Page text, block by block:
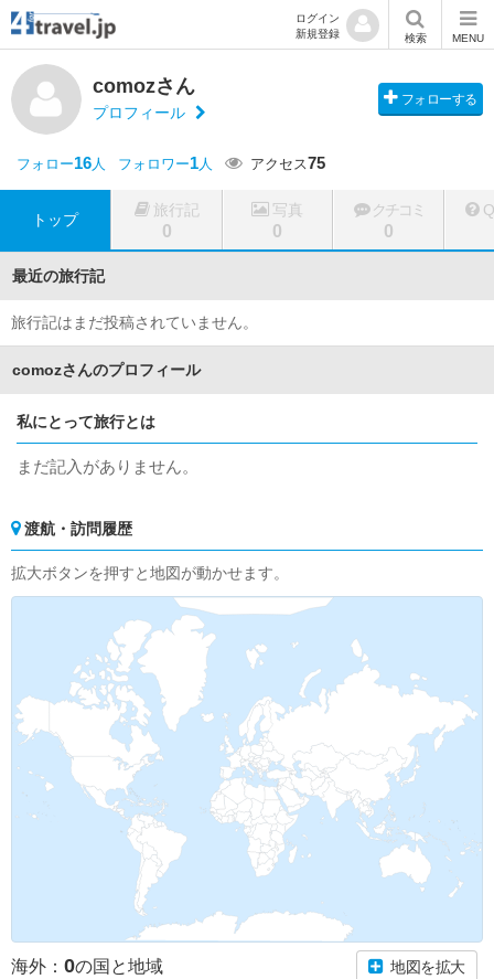
ログイン
新規登録
検索 MENU
comozさん
プロフィール
フォローする
フォロー16人 フォロワー1人 アクセス75
トップ
旅行記
0
写真
0
クチコミ
0
最近の旅行記
旅行記はまだ投稿されていません。
comozさんのプロフィール
私にとって旅行とは
まだ記入がありません。
渡航・訪問履歴
拡大ボタンを押すと地図が動かせます。
海外： 0の国と地域 地図を拡大